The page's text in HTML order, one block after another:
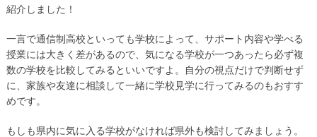
紹介しました！
一言で通信制高校といっても学校によって、サポート内容や学べる
授業には大きく差があるので、気になる学校が一つあったら必ず複
数の学校を比較してみるといいですよ。自分の視点だけで判断せず
に、家族や友達に相談して一緒に学校見学に行ってみるのもおすす
めです。
もしも県内に気に入る学校がなければ県外も検討してみましょう。